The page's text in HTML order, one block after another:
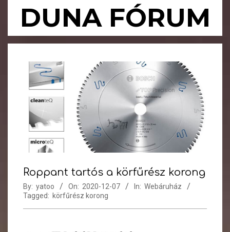
DUNA FÓRUM
Primary
Roppant tartós a körfűrész korong
By: yatoo On: 2020-12-07 In: Webáruház
Tagged: körfűrész korong